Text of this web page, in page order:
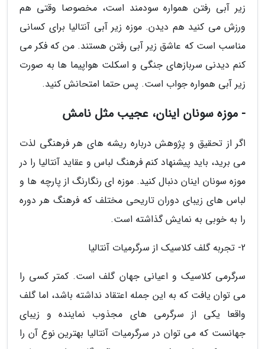
زیر آبی رفتن همواره سودمند است، مخصوصا وقتی هم
ورزش می کنید هم دیدن. موزه زیر آبی آنتالیا برای کسانی
مناسب است که عاشق زیر آبی رفتن هستند. من که فکر می
کنم دیدنی سربازهای جنگی و اسکلت هواپیما ها به صورت
زیر آبی همواره جواب است. پس حتما امتحانش کنید.
- موزه سونان اینان، عجیب مثل نامش
اگر از تحقیق و پژوهش درباره ریشه های هر فرهنگی لذت
می برید، باید پیشنهاد کنم فرهنگ لباس و عقاید آنتالیا را در
موزه سونان اینان دنبال کنید. موزه ای رنگارنگ از پارچه ها و
لباس های زیبای دوران تاریحی مختلف که فرهنگ هر دوره
را به خوبی به نمایش گذاشته است.
2- تجربه گلف کلاسیک از سرگرمیات آنتالیا
سرگرمی کلاسیک و اعیانی جهان گلف است. کمتر کسی را
می توان یافت که به این جمله اعتقاد نداشته باشد، اما گلف
واقعا یکی از سرگرمی های مجذوب نماینده و زیبای
جهانست که می توان در سرگرمیات آنتالیا بهترین نوع آن را